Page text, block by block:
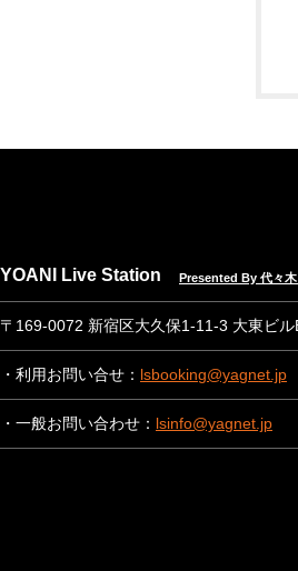
YOANI Live Station Presented By 代々
〒169-0072 新宿区大久保1-11-3 大東ビ
・利用お問い合せ： lsbooking@yagnet.jp
・一般お問い合わせ： lsinfo@yagnet.jp